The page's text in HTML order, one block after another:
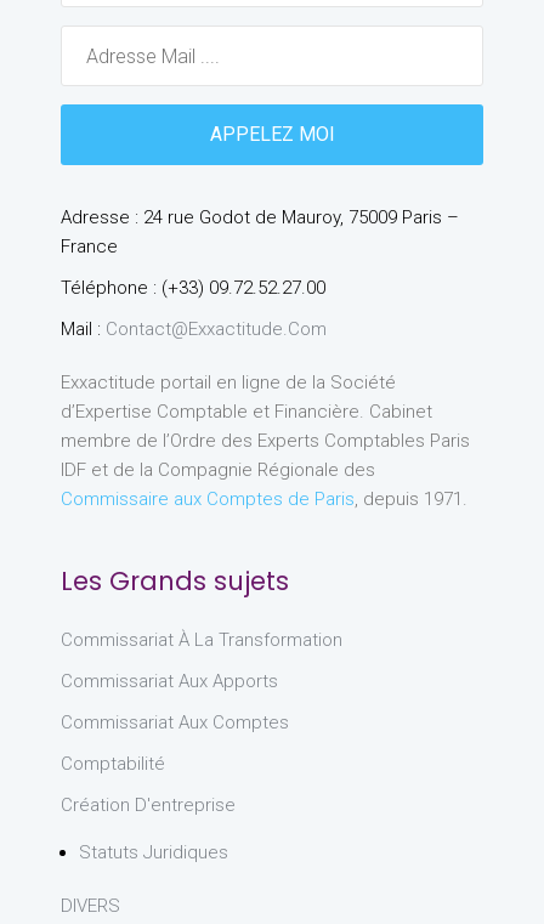
Adresse : 24 rue Godot de Mauroy, 75009 Paris –
France
Téléphone : (+33) 09.72.52.27.00
Mail : Contact@exxactitude.com
Exxactitude portail en ligne de la Société
d’Expertise Comptable et Financière. Cabinet
membre de l’Ordre des Experts Comptables Paris
IDF et de la Compagnie Régionale des
Commissaire aux Comptes de Paris, depuis 1971.
Les Grands sujets
Commissariat À La Transformation
Commissariat Aux Apports
Commissariat Aux Comptes
Comptabilité
Création D'entreprise
Statuts Juridiques
DIVERS